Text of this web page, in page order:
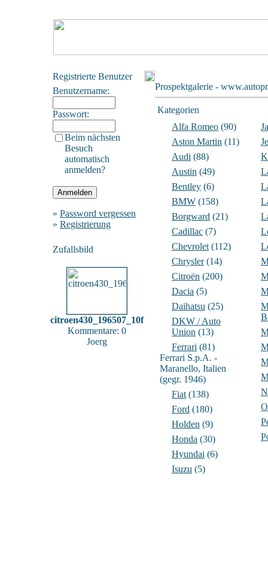
Registrierte Benutzer
Benutzername:
Passwort:
Beim nächsten
Besuch
automatisch
anmelden?
» Password vergessen
» Registrierung
Zufallsbild
citroen430_196507_10f
Kommentare: 0
Joerg
Prospektgalerie -
Kategorien
Alfa Romeo (90)
Aston Martin (11)
Audi (88)
Austin (49)
Bentley (6)
BMW (158)
Borgward (21)
Cadillac (7)
Chevrolet (112)
Chrysler(14)
Citroën (200)
Dacia (5)
Daihatsu (25)
DKW / Auto
Union (13)
Ferrari (81)
Ferrari S.p.A. -
Maranello, Italien
(gegr. 1946)
Fiat (138)
Ford (180)
Holden (9)
Honda (30)
Hyundai (6)
Isuzu (5)